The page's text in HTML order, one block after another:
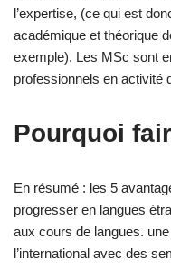
l’expertise, (ce qui est
académique et théorique
exemple). Les MSc sont
professionnels en activité
Pourquoi
En résumé : les 5
progresser en langues
aux cours de langues.
l’international avec des